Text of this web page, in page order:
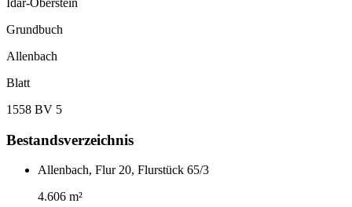
Idar-Oberstein
Grundbuch
Allenbach
Blatt
1558 BV 5
Bestandsverzeichnis
Allenbach, Flur 20, Flurstück 65/3
4.606 m²